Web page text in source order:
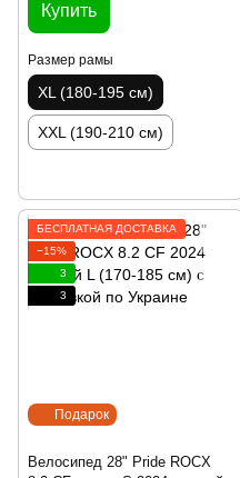
Купить
Размер рамы
XL (180-195 см)
XXL (190-210 см)
Подарок
БЕСПЛАТНАЯ ДОСТАВКА
−15%
3
3
Велосипед 28" Pride ROCX